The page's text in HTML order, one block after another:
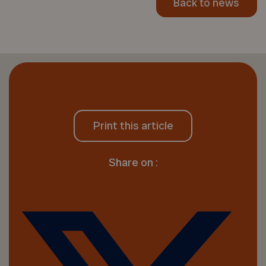
Print this article
Share on :